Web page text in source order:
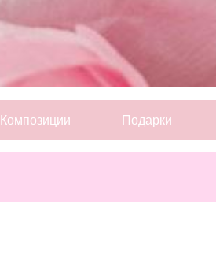
Композиции Подарки